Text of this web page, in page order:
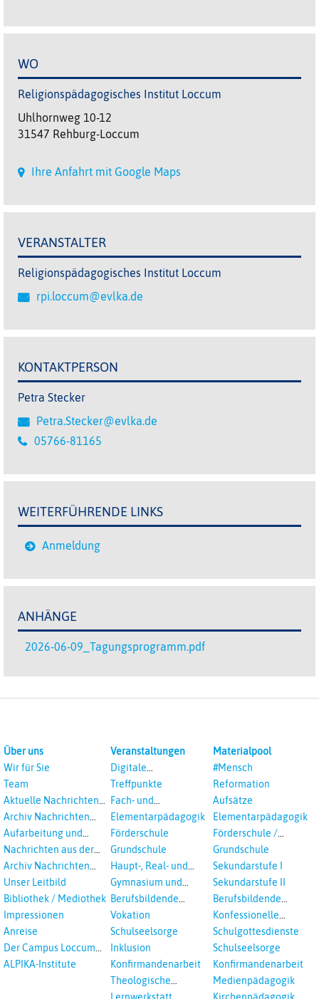
WO
Religionspädagogisches Institut Loccum
Uhlhornweg 10-12
31547 Rehburg-Loccum
Ihre Anfahrt mit Google Maps
VERANSTALTER
Religionspädagogisches Institut Loccum
rpi.loccum@evlka.de
KONTAKTPERSON
Petra Stecker
Petra.Stecker@evlka.de
05766-81165
WEITERFÜHRENDE LINKS
Anmeldung
ANHÄNGE
2026-06-09_Tagungsprogramm.pdf
Über uns
Wir für Sie
Team
Aktuelle Nachrichten
aus dem RPI
Archiv Nachrichten
aus dem RPI ab 2018
Aufarbeitung und
Prävention
Landeskirche und EKD
Nachrichten aus der
Landeskirche
Archiv Nachrichten
aus der Landeskirche
Unser Leitbild
Bibliothek / Mediothek
Impressionen
Anreise
Der Campus Loccum
und Loccumer
ALPIKA-Institute
Veranstaltungen
Digitale
Veranstaltungen
Treffpunkte
Fach- und
Studientagungen
Elementarpädagogik
Förderschule
Grundschule
Haupt-, Real- und
Oberschule
Gymnasium und
Gesamtschule
Berufsbildende
Schulen
Vokation
Schulseelsorge
Inklusion
Konfirmandenarbeit
Theologische
Fortbildungen,
Materialpool
#Mensch
Reformation
Aufsätze
Elementarpädagogik
Förderschule /
Inklusion
Grundschule
Sekundarstufe I
Sekundarstufe II
Berufsbildende
Schulen
Konfessionelle
Kooperation
Schulgottesdienste
Schulseelsorge
Konfirmandenarbeit
Medienpädagogik